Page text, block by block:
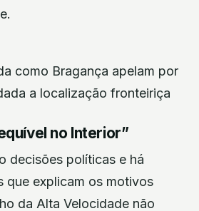
como Bragança apelam por
a localização fronteiriça
no Interior”
decisões políticas e há
que explicam os motivos
da Alta Velocidade não